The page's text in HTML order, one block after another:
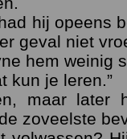
hij opeens
geval niet
hem weinig
kun je leren.”
maar later
zoveelste